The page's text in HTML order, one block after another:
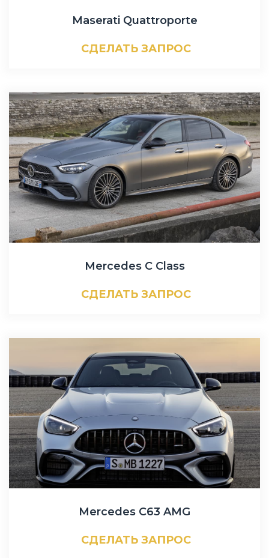
Maserati Quattroporte
СДЕЛАТЬ ЗАПРОС
Mercedes C Class
СДЕЛАТЬ ЗАПРОС
Mercedes C63 AMG
СДЕЛАТЬ ЗАПРОС